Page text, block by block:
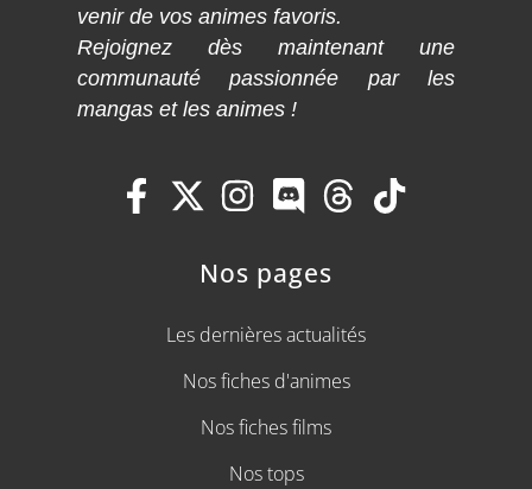
venir de vos animes favoris.
Rejoignez dès maintenant une
communauté passionnée par les
mangas et les animes !
Nos pages
Les dernières actualités
Nos fiches d'animes
Nos fiches films
Nos tops